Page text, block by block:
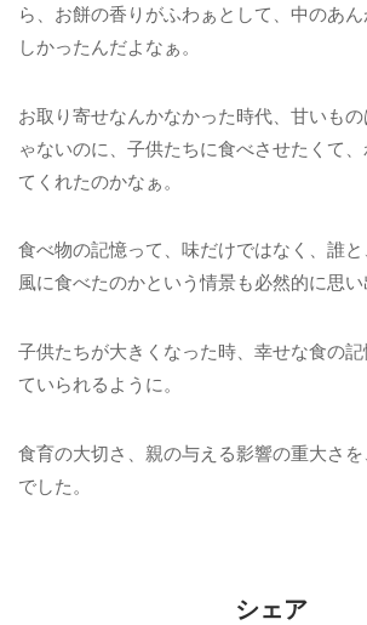
ら、お餅の香りがふわぁとして、中のあ
しかったんだよなぁ。
お取り寄せなんかなかった時代、甘いも
ゃないのに、子供たちに食べさせたくて
てくれたのかなぁ。
食べ物の記憶って、味だけではなく、誰
風に食べたのかという情景も必然的に思い
子供たちが大きくなった時、幸せな食の
ていられるように。
食育の大切さ、親の与える影響の重大さ
でした。
シェア